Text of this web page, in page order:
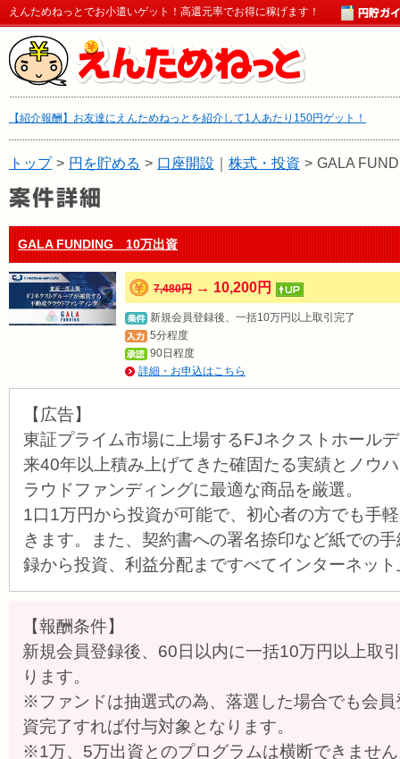
えんためねっとでお小遣いゲット！高還元率でお得に稼げます！
【紹介報酬】お友達にえんためねっとを紹介して1人あたり150円ゲット！
トップ > 円を貯める > 口座開設 株式・投資 > GALA
GALA FUNDING 10万出資
7,480円 → 10,200円
新規会員登録後、一括10万円以上取引完了
5分程度
90日程度
詳細・お申込はこちら
【広告】
東証プライム市場に上場するFJネクストホール
来40年以上積み上げてきた確固たる実績とノウ
ラウドファンディングに最適な商品を厳選。
1口1万円から投資が可能で、初心者の方でも手
きます。また、契約書への署名捺印など紙での
録から投資、利益分配まですべてインターネッ
【報酬条件】
新規会員登録後、60日以内に一括10万円以上取
ります。
※ファンドは抽選式の為、落選した場合でも会
資完了すれば付与対象となります。
※1万、5万出資とのプログラムは横断できませ